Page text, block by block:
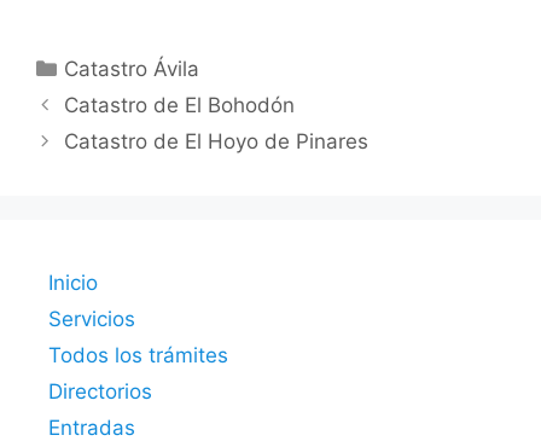
Categorías
Catastro Ávila
Catastro de El Bohodón
Catastro de El Hoyo de Pinares
Inicio
Servicios
Todos los trámites
Directorios
Entradas